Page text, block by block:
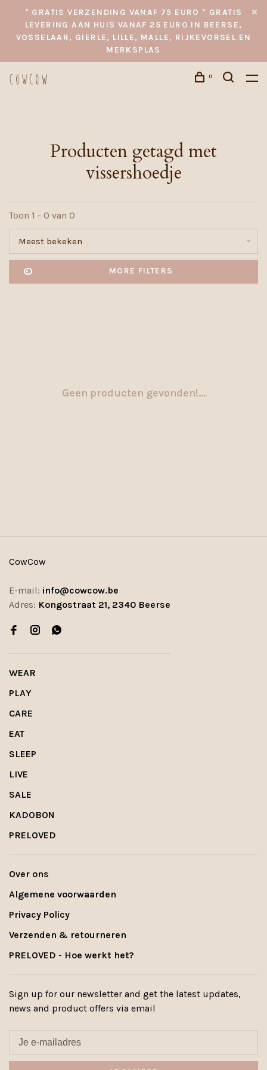
* GRATIS VERZENDING VANAF 75 EURO * GRATIS
LEVERING AAN HUIS VANAF 25 EURO IN BEERSE,
VOSSELAAR, GIERLE, LILLE, MALLE, RIJKEVORSEL EN
MERKSPLAS
0
Producten getagd met
vissershoedje
Toon 1 - 0 van 0
Meest bekeken
MORE FILTERS
Geen producten gevonden!...
CowCow
E-mail: info@cowcow.be
Adres: Kongostraat 21, 2340 Beerse
WEAR
PLAY
CARE
EAT
SLEEP
LIVE
SALE
KADOBON
PRELOVED
Over ons
Algemene voorwaarden
Privacy Policy
Verzenden & retourneren
PRELOVED - Hoe werkt het?
Sign up for our newsletter and get the latest updates,
news and product offers via email